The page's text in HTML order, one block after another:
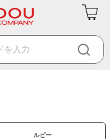
ルビー